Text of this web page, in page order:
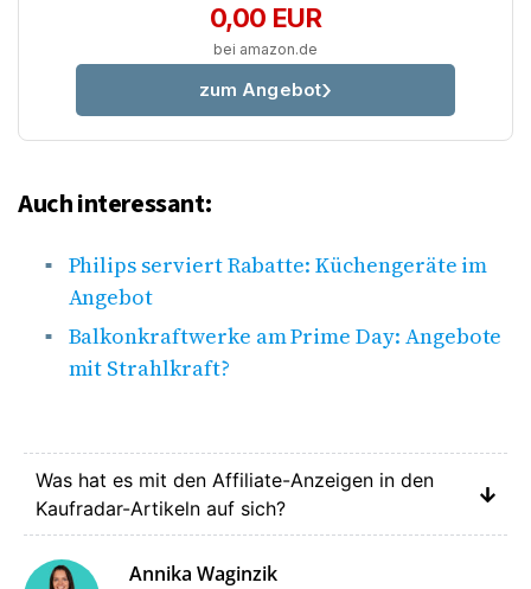
0,00 EUR
bei amazon.de
zum Angebot
Auch interessant:
Philips serviert Rabatte: Küchengeräte im
Angebot
Balkonkraftwerke am Prime Day: Angebote
mit Strahlkraft?
Was hat es mit den Affiliate-Anzeigen in den
Kaufradar-Artikeln auf sich?
Annika Waginzik